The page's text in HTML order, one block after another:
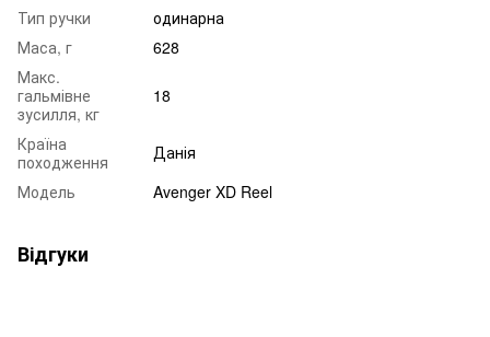
Тип ручки
одинарна
Маса, г
628
Макс.
гальмівне
зусилля, кг
18
Країна
походження
Данія
Модель
Avenger XD Reel
Відгуки